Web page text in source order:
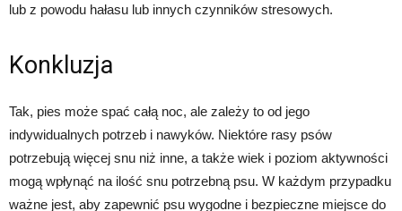
lub z powodu hałasu lub innych czynników stresowych.
Konkluzja
Tak, pies może spać całą noc, ale zależy to od jego
indywidualnych potrzeb i nawyków. Niektóre rasy psów
potrzebują więcej snu niż inne, a także wiek i poziom aktywności
mogą wpłynąć na ilość snu potrzebną psu. W każdym przypadku
ważne jest, aby zapewnić psu wygodne i bezpieczne miejsce do